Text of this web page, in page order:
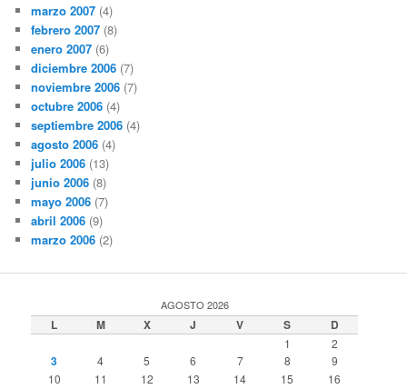
marzo 2007 (4)
febrero 2007 (8)
enero 2007 (6)
diciembre 2006 (7)
noviembre 2006 (7)
octubre 2006 (4)
septiembre 2006 (4)
agosto 2006 (4)
julio 2006 (13)
junio 2006 (8)
mayo 2006 (7)
abril 2006 (9)
marzo 2006 (2)
AGOSTO 2026
L M X J V S D
1 2
3 4 5 6 7 8
9
10
11 12 13 14 15
16